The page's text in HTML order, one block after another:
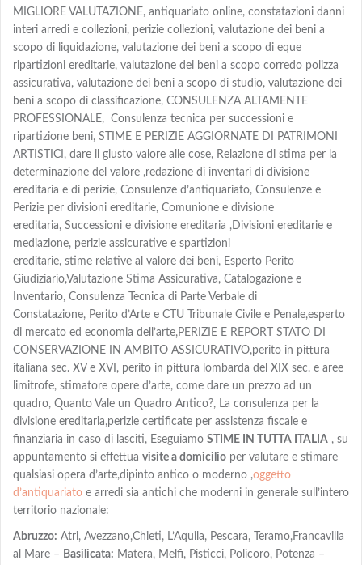
MIGLIORE VALUTAZIONE, antiquariato online, constatazioni danni
interi arredi e collezioni, perizie collezioni, valutazione dei beni a
scopo di liquidazione, valutazione dei beni a scopo di eque
ripartizioni ereditarie, valutazione dei beni a scopo corredo polizza
assicurativa, valutazione dei beni a scopo di studio, valutazione dei
beni a scopo di classificazione, CONSULENZA ALTAMENTE
PROFESSIONALE, Consulenza tecnica per successioni e
ripartizione beni, STIME E PERIZIE AGGIORNATE DI PATRIMONI
ARTISTICI, dare il giusto valore alle cose, Relazione di stima per la
determinazione del valore ,redazione di inventari di divisione
ereditaria e di perizie, Consulenze d’antiquariato, Consulenze e
Perizie per divisioni ereditarie, Comunione e divisione
ereditaria, Successioni e divisione ereditaria ,Divisioni ereditarie e
mediazione, perizie assicurative e spartizioni
ereditarie, stime relative al valore dei beni, Esperto Perito
Giudiziario,Valutazione Stima Assicurativa, Catalogazione e
Inventario, Consulenza Tecnica di Parte Verbale di
Constatazione, Perito d’Arte e CTU Tribunale Civile e Penale,esperto
di mercato ed economia dell’arte,PERIZIE E REPORT STATO DI
CONSERVAZIONE IN AMBITO ASSICURATIVO,perito in pittura
italiana sec. XV e XVI, perito in pittura lombarda del XIX sec. e aree
limitrofe, stimatore opere d’arte, come dare un prezzo ad un
quadro, Quanto Vale un Quadro Antico?, La consulenza per la
divisione ereditaria,perizie certificate per assistenza fiscale e
finanziaria in caso di lasciti, Eseguiamo STIME IN TUTTA ITALIA , su
appuntamento si effettua visite a domicilio per valutare e stimare
qualsiasi opera d’arte,dipinto antico o moderno ,oggetto
d’antiquariato e arredi sia antichi che moderni in generale sull’intero
territorio nazionale:
Abruzzo: Atri, Avezzano,Chieti, L’Aquila, Pescara, Teramo,Francavilla
al Mare – Basilicata: Matera, Melfi, Pisticci, Policoro, Potenza –